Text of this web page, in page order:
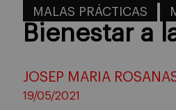
MALAS PRÁCTICAS
Bienestar a
JOSEP MARIA
19/05/2021